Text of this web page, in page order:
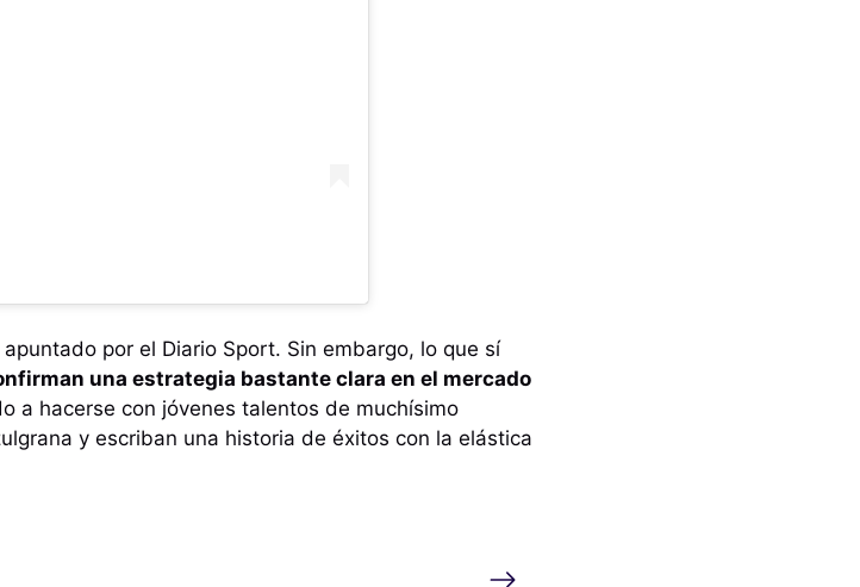
por el Diario Sport. Sin embargo, lo que sí
una estrategia bastante clara en el mercado
a hacerse con jóvenes talentos de muchísimo
y escriban una historia de éxitos con la elástica